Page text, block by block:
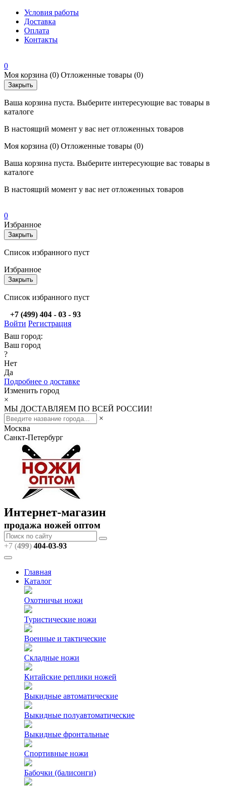
Условия работы
Доставка
Оплата
Контакты
0
Моя корзина (0) Отложенные товары (0)
Закрыть
Ваша корзина пуста. Выберите интересующие вас товары в
каталоге
В настоящий момент у вас нет отложенных товаров
Моя корзина (0) Отложенные товары (0)
Ваша корзина пуста. Выберите интересующие вас товары в
каталоге
В настоящий момент у вас нет отложенных товаров
0
Избранное
Закрыть
Список избранного пуст
Избранное
Закрыть
Список избранного пуст
+7 (499) 404 - 03 - 93
Войти Регистрация
Ваш город:
Ваш город
?
Нет
Да
Подробнее о доставке
Изменить город
×
МЫ ДОСТАВЛЯЕМ ПО ВСЕЙ РОССИИ!
×
Москва
Санкт-Петербург
Интернет-магазин
продажа ножей оптом
+7 (499) 404-03-93
Главная
Каталог
Охотничьи ножи
Туристические ножи
Военные и тактические
Складные ножи
Китайские реплики ножей
Выкидные автоматические
Выкидные полуавтоматические
Выкидные фронтальные
Спортивные ножи
Бабочки (балисонги)